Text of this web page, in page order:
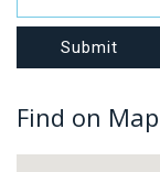
Find on Map